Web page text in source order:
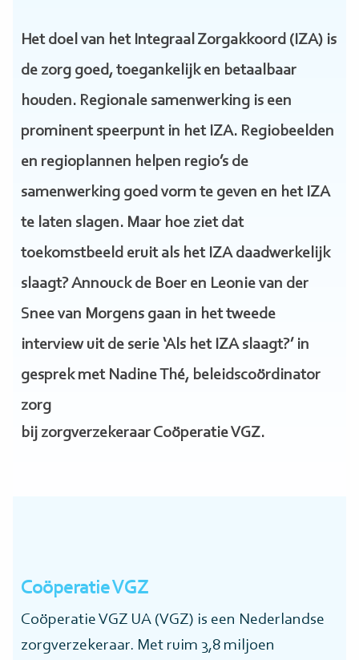
Het doel van het Integraal Zorgakkoord (IZA) is
de zorg goed, toegankelijk en betaalbaar
houden. Regionale samenwerking is een
prominent speerpunt in het IZA. Regiobeelden
en regioplannen helpen regio’s de
samenwerking goed vorm te geven en het IZA
te laten slagen. Maar hoe ziet dat
toekomstbeeld eruit als het IZA daadwerkelijk
slaagt? Annouck de Boer en Leonie van der
Snee van Morgens gaan in het tweede
interview uit de serie ‘Als het IZA slaagt?’ in
gesprek met Nadine Thé, beleidscoördinator
zorg
bij zorgverzekeraar Coöperatie VGZ.
Coöperatie VGZ
Coöperatie VGZ UA (VGZ) is een Nederlandse
zorgverzekeraar. Met ruim 3,8 miljoen